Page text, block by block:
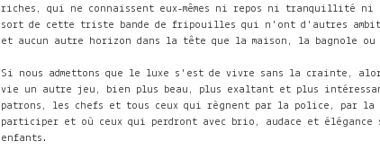
riches, qui ne connaissent eux-mêmes ni repos ni tranquillité ni
sort de cette triste bande de fripouilles qui n'ont d'autres
et aucun autre horizon dans la tête que la maison, la bagnole ou
Si nous admettons que le luxe s'est de vivre sans la crainte,
vie un autre jeu, bien plus beau, plus exaltant et plus
patrons, les chefs et tous ceux qui règnent par la police, par la
participer et où ceux qui perdront avec brio, audace et élégance
enfants.